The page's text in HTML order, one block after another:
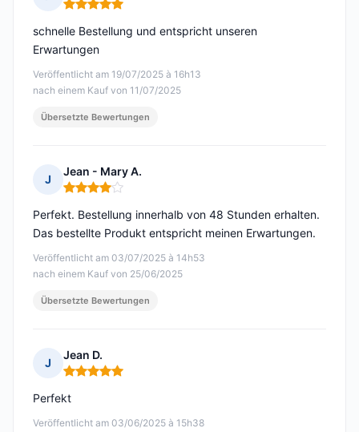
Hinweis: 5 von 5
Veröffentlicht am 19/07/2025 à 16h13
nach einem Kauf von 11/07/2025
schnelle Bestellung und entspricht unseren
Erwartungen
Übersetzte Bewertungen
J
Jean - Mary A.
Hinweis: 4 von 5
Veröffentlicht am 03/07/2025 à 14h53
nach einem Kauf von 25/06/2025
Perfekt. Bestellung innerhalb von 48 Stunden erhalten.
Das bestellte Produkt entspricht meinen Erwartungen.
Übersetzte Bewertungen
J
Jean D.
Hinweis: 5 von 5
Veröffentlicht am 03/06/2025 à 15h38
Perfekt